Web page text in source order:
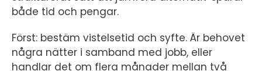
både tid och pengar.
Först: bestäm vistelsetid och syfte. Är behovet
några nätter i samband med jobb, eller
handlar det om flera månader mellan två